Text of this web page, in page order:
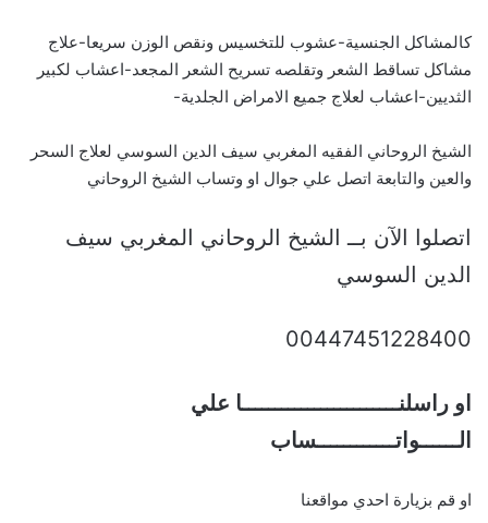
كالمشاكل الجنسية-عشوب للتخسيس ونقص الوزن سريعا-علاج
مشاكل تساقط الشعر وتقلصه تسريح الشعر المجعد-اعشاب لكبير
الثديين-اعشاب لعلاج جميع الامراض الجلدية-
الشيخ الروحاني الفقيه المغربي سيف الدين السوسي لعلاج السحر
والعين والتابعة اتصل علي جوال او وتساب الشيخ الروحاني
اتصلوا الآن بــ الشيخ الروحاني المغربي سيف
الدين السوسي
00447451228400
او راسلنــــــــــــــــــــــــا علي
الــــــواتــــــــــــساب
او قم بزيارة احدي مواقعنا